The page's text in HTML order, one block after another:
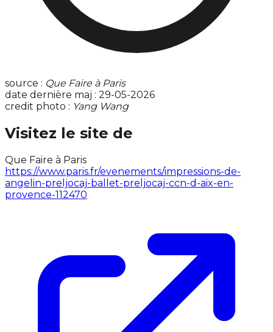
source : Que Faire à Paris
date dernière maj : 29-05-2026
credit photo : Yang Wang
Visitez le site de
Que Faire à Paris
https://www.paris.fr/evenements/impressions-de-
angelin-preljocaj-ballet-preljocaj-ccn-d-aix-en-
provence-112470